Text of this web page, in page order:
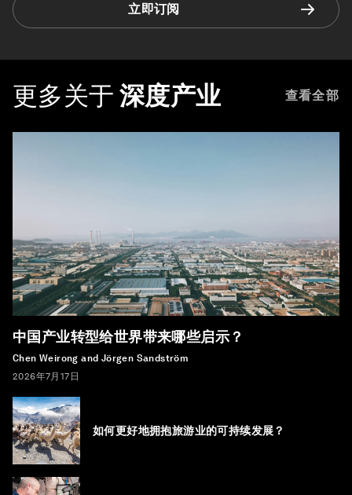
立即订阅
更多关于 深度产业 查看全部
中国产业转型给世界带来哪些启示？
Chen Weirong and Jörgen Sandström
2026年7月17日
如何更好地拥抱旅游业的可持续发展？